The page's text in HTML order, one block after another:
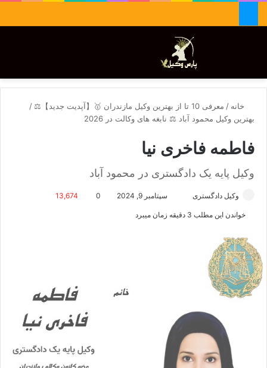
تغییر پوسته
خانه / معرفی 10 تا از بهترین وکیل مازندران 🥇【آپدیت جدید】⚖️
/
بهترین وکیل محمود آباد ⚖️ نابغه های وکالت در 2026
فاطمه فاخری نیا
وکیل پایه یک دادگستری در محمود آباد
وکیل دادگستری سپتامبر 9, 2024 0
13,674
خواندن این مطلب 3 دقیقه زمان میبرد